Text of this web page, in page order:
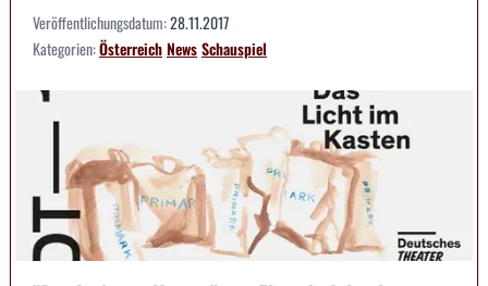
Veröffentlichungsdatum:28.11.2017
Kategorien:ÖsterreichNewsSchauspiel